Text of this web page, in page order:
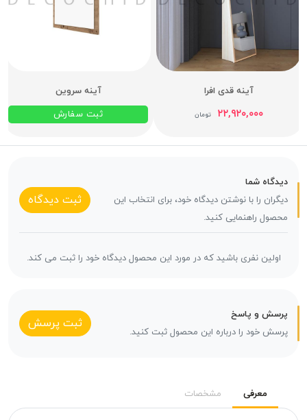
آینه قدی افرا
۲۲,۹۲۰,۰۰۰ تومان
آینه سروین
ثبت سفارش
دیدگاه شما
دیگران را با نوشتن دیدگاه خود، برای انتخاب این
محصول راهنمایی کنید.
ثبت دیدگاه
اولین نفری باشید که در مورد این محصول دیدگاه خود را ثبت می کند.
پرسش و پاسخ
پرسش خود را درباره این محصول ثبت کنید.
ثبت پرسش
معرفی مشخصات